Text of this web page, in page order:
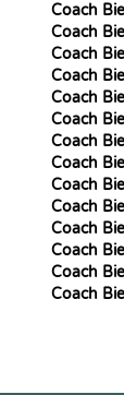
Coach
Coach
Coach
Coach
Coach
Coach
Coach
Coach
Coach
Coach
Coach
Coach
Coach
Coach